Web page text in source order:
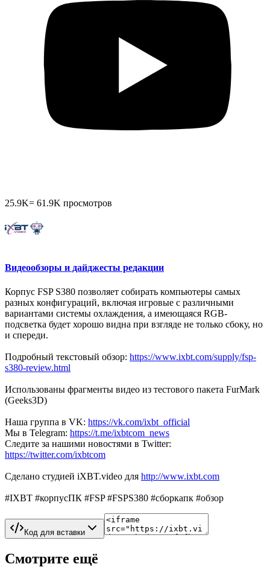
25.9K= 61.9K просмотров
Видеообзоры и дайджесты редакции
Корпус FSP S380 позволяет собирать компьютеры самых
разных конфигураций, включая игровые с различными
вариантами системы охлаждения, а имеющаяся RGB-
подсветка будет хорошо видна при взгляде не только сбоку, но
и спереди.
Подробный текстовый обзор: https://www.ixbt.com/supply/fsp-
s380-review.html
Использованы фрагменты видео из тестового пакета FurMark
(Geeks3D)
Наша группа в VK: https://vk.com/ixbt_official
Мы в Telegram: https://t.me/ixbtcom_news
Следите за нашими новостями в Twitter:
https://twitter.com/ixbtcom
Сделано студией iXBT.video для http://www.ixbt.com
#IXBT #корпусПК #FSP #FSPS380 #сборкапк #обзор
Код для вставки
Смотрите ещё